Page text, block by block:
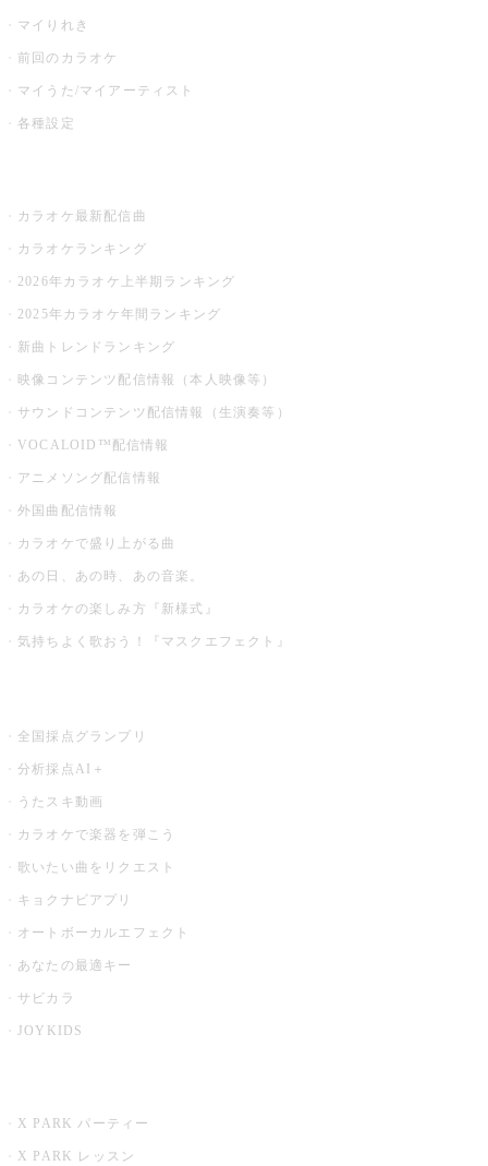
マイりれき
前回のカラオケ
マイうた/マイアーティスト
各種設定
カラオケ最新配信曲
カラオケランキング
2026年カラオケ上半期ランキング
2025年カラオケ年間ランキング
新曲トレンドランキング
映像コンテンツ配信情報（本人映像等）
サウンドコンテンツ配信情報（生演奏等）
VOCALOID™配信情報
アニメソング配信情報
外国曲配信情報
カラオケで盛り上がる曲
あの日、あの時、あの音楽。
カラオケの楽しみ方『新様式』
気持ちよく歌おう！『マスクエフェクト』
全国採点グランプリ
分析採点AI＋
うたスキ動画
カラオケで楽器を弾こう
歌いたい曲をリクエスト
キョクナビアプリ
オートボーカルエフェクト
あなたの最適キー
サビカラ
JOYKIDS
X PARK パーティー
X PARK レッスン